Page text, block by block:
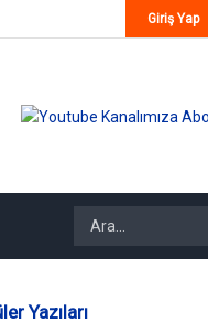
Giriş Yap
Yazıları